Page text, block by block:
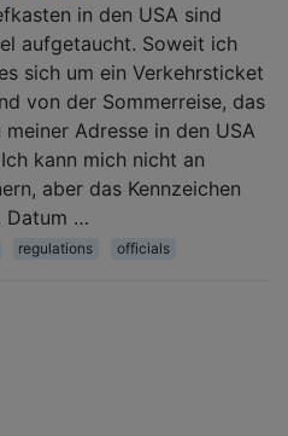
in den USA sind
aufgetaucht. Soweit ich
sich um ein Verkehrsticket
von der Sommerreise, das
meiner Adresse in den USA
kann mich nicht an
aber das Kennzeichen
Datum …
regulations officials